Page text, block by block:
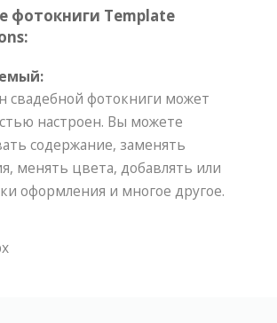
фотокниги Template
свадебной фотокниги может
настроен. Вы можете
содержание, заменять
менять цвета, добавлять или
оформления и многое другое.